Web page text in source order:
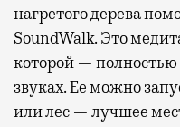
нагретого дерева
SoundWalk. Это
которой — полностью
звуках. Ее можно
или лес — лучшее